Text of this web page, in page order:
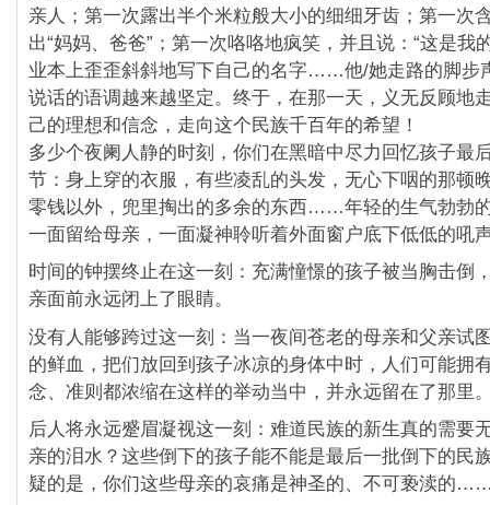
亲人；第一次露出半个米粒般大小的细细牙齿；第一次
出“妈妈、爸爸”；第一次咯咯地疯笑，并且说：“这是我
业本上歪歪斜斜地写下自己的名字……他/她走路的脚步
说话的语调越来越坚定。终于，在那一天，义无反顾地
己的理想和信念，走向这个民族千百年的希望！
多少个夜阑人静的时刻，你们在黑暗中尽力回忆孩子最
节：身上穿的衣服，有些凌乱的头发，无心下咽的那顿
零钱以外，兜里掏出的多余的东西……年轻的生气勃勃
一面留给母亲，一面凝神聆听着外面窗户底下低低的
时间的钟摆终止在这一刻：充满憧憬的孩子被当胸击倒
亲面前永远闭上了眼睛。
没有人能够跨过这一刻：当一夜间苍老的母亲和父亲试
的鲜血，把们放回到孩子冰凉的身体中时，人们可能拥
念、准则都浓缩在这样的举动当中，并永远留在了那里
后人将永远蹙眉凝视这一刻：难道民族的新生真的需要
亲的泪水？这些倒下的孩子能不能是最后一批倒下的民
疑的是，你们这些母亲的哀痛是神圣的、不可亵渎的